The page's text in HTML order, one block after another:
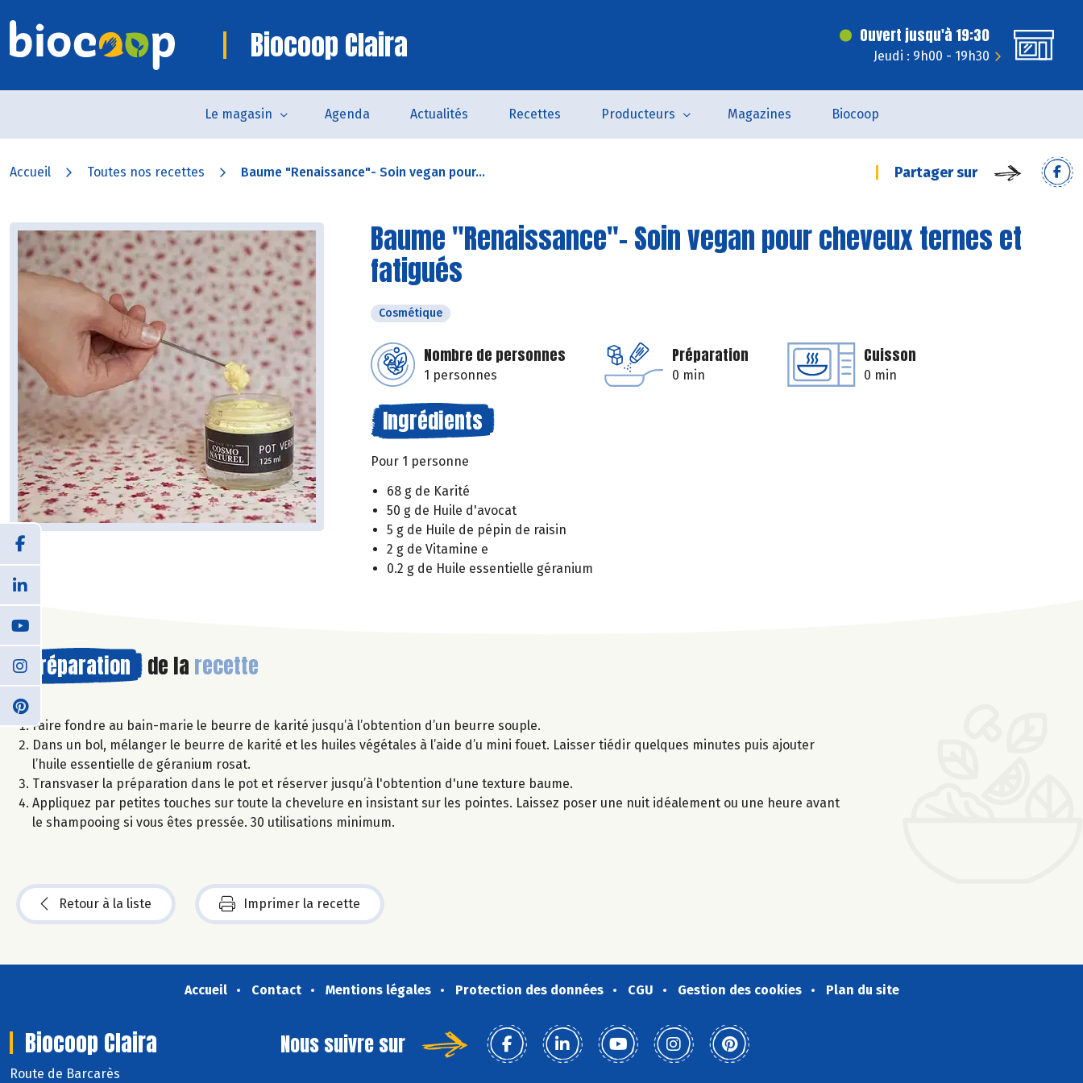
Biocoop Claira Ouvert jusqu'à 19:30
Jeudi : 9h00 - 19h30
Le magasin Agenda Actualités Recettes Producteurs Magazines Biocoop
Accueil Toutes nos recettes Baume "Renaissance"- Soin vegan pour... Partager sur
Baume "Renaissance"- Soin vegan pour cheveux ternes et
fatigués
Cosmétique
Nombre de personnes
1 personnes
Préparation
0 min
Cuisson
0 min
Ingrédients
Pour 1 personne
68 g de Karité
50 g de Huile d'avocat
5 g de Huile de pépin de raisin
2 g de Vitamine e
0.2 g de Huile essentielle géranium
Préparation de la recette
Faire fondre au bain-marie le beurre de karité jusqu’à l’obtention d’un beurre souple.
Dans un bol, mélanger le beurre de karité et les huiles végétales à l’aide d’u mini fouet. Laisser tiédir quelques minutes puis ajouter
l’huile essentielle de géranium rosat.
Transvaser la préparation dans le pot et réserver jusqu’à l'obtention d'une texture baume.
Appliquez par petites touches sur toute la chevelure en insistant sur les pointes. Laissez poser une nuit idéalement ou une heure avant
le shampooing si vous êtes pressée. 30 utilisations minimum.
Retour à la liste Imprimer la recette
Accueil Contact Mentions légales Protection des données CGU Gestion des cookies Plan du site
Biocoop Claira
Route de Barcarès
Nous suivre sur